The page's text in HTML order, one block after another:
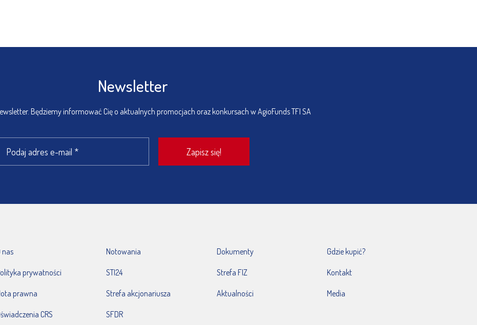
Newsletter
Będziemy informować Cię o aktualnych promocjach oraz konkursach w AgioFunds TFI SA
nas
prywatności
prawna
CRS
Notowania
STI24
Strefa akcjonariusza
SFDR
Dokumenty
Strefa FIZ
Aktualności
Gdzie kupić?
Kontakt
Media